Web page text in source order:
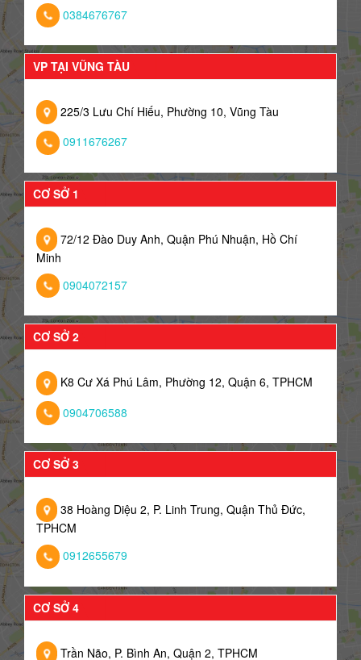
0384676767
VP TẠI VŨNG TÀU
225/3 Lưu Chí Hiếu, Phường 10, Vũng Tàu
0911676267
CƠ SỞ 1
72/12 Đào Duy Anh, Quận Phú Nhuận, Hồ Chí
Minh
0904072157
CƠ SỞ 2
K8 Cư Xá Phú Lâm, Phường 12, Quận 6, TPHCM
0904706588
CƠ SỞ 3
38 Hoàng Diệu 2, P. Linh Trung, Quận Thủ Đức,
TPHCM
0912655679
CƠ SỞ 4
Trần Não, P. Bình An, Quận 2, TPHCM